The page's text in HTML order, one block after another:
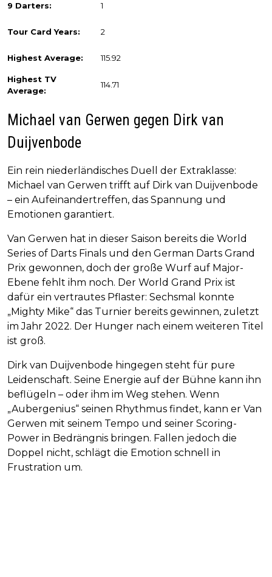
9 Darters: 1
Tour Card Years: 2
Highest Average: 115.92
Highest TV
Average:
114.71
Michael van Gerwen gegen Dirk van
Duijvenbode
Ein rein niederländisches Duell der Extraklasse:
Michael van Gerwen trifft auf Dirk van Duijvenbode
– ein Aufeinandertreffen, das Spannung und
Emotionen garantiert.
Van Gerwen hat in dieser Saison bereits die World
Series of Darts Finals und den German Darts Grand
Prix gewonnen, doch der große Wurf auf Major-
Ebene fehlt ihm noch. Der World Grand Prix ist
dafür ein vertrautes Pflaster: Sechsmal konnte
„Mighty Mike“ das Turnier bereits gewinnen, zuletzt
im Jahr 2022. Der Hunger nach einem weiteren Titel
ist groß.
Dirk van Duijvenbode hingegen steht für pure
Leidenschaft. Seine Energie auf der Bühne kann ihn
beflügeln – oder ihm im Weg stehen. Wenn
„Aubergenius“ seinen Rhythmus findet, kann er Van
Gerwen mit seinem Tempo und seiner Scoring-
Power in Bedrängnis bringen. Fallen jedoch die
Doppel nicht, schlägt die Emotion schnell in
Frustration um.